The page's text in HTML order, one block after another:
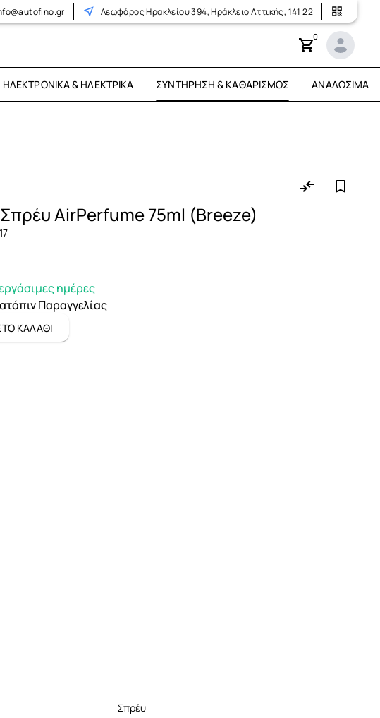
Λεωφόρος Ηρακλείου 394, Ηράκλειο Αττικής, 141 22
0
ΗΛΕΚΤΡΟΝΙΚΆ & ΗΛΕΚΤΡΙΚΆ ΣΥΝΤΉΡΗΣΗ & ΚΑΘΑΡΙΣΜΌΣ ΑΝΑΛΏΣΙΜΑ
AirPerfume 75ml (Breeze)
ημέρες
Παραγγελίας
ΚΑΛΑΘΙ
Σπρέυ